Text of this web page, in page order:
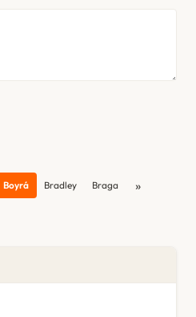
Boyrá Bradley Braga »